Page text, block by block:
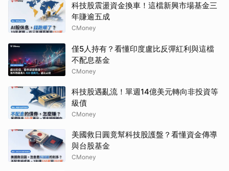
科技股震盪資金換車！這檔新興市場基金三
年賺逾五成
CMoney
僅5人持有？看懂印度盧比反彈紅利與這檔
不配息基金
CMoney
科技股遇亂流！單週14億美元轉向非投資等
級債
CMoney
美國救日圓竟幫科技股護盤？看懂資金傳導
與台股基金
CMoney